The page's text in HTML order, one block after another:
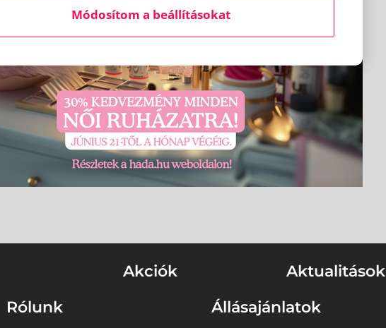
Akciók
Aktualitások
Rólunk
Állásajánlatok
Módosítom a beállításokat